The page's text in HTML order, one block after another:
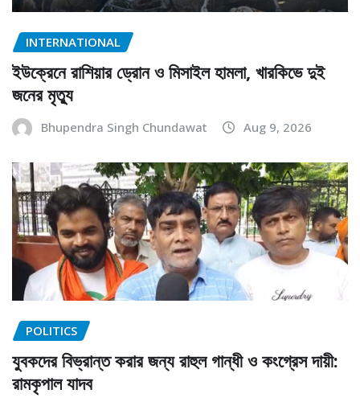
INTERNATIONAL
ইউক্রেনে রাশিয়ার ড্রোন ও মিসাইল হামলা, খারকিভে দুই
জনের মৃত্যু
Bhupendra Singh Chundawat Aug 9, 2026
POLITICS
যুবকদের বিভ্রান্ত করার জন্য রাহুল গান্ধী ও কংগ্রেস দায়ী:
রামকৃপাল যাদব